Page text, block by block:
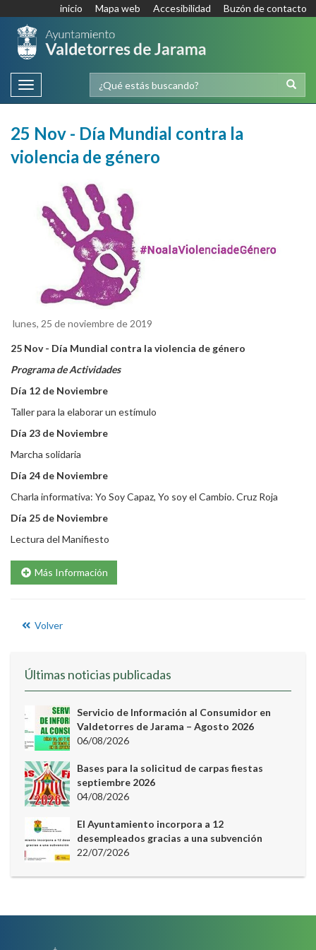
inicio Mapa web Accesibilidad Buzón de contacto
Toggle
navigation
25 Nov - Día Mundial contra la
violencia de género
lunes, 25 de noviembre de 2019
25 Nov - Día Mundial contra la violencia de género
Programa de Actividades
Día 12 de Noviembre
Taller para la elaborar un estímulo
Día 23 de Noviembre
Marcha solidaria
Día 24 de Noviembre
Charla informativa: Yo Soy Capaz, Yo soy el Cambio. Cruz Roja
Día 25 de Noviembre
Lectura del Manifiesto
Más Información
Volver
Últimas noticias publicadas
Servicio de Información al Consumidor en
Valdetorres de Jarama – Agosto 2026
06/08/2026
Bases para la solicitud de carpas fiestas
septiembre 2026
04/08/2026
El Ayuntamiento incorpora a 12
desempleados gracias a una subvención
22/07/2026